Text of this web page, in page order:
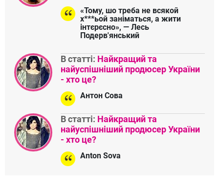
«Тому, шо треба не всякой
х***ьой заніматься, а жити
інтєрєсно», — Лесь
Подерв'янський
В статті: Найкращий та
найуспішніший продюсер України
- хто це?
Антон Сова
В статті: Найкращий та
найуспішніший продюсер України
- хто це?
Anton Sova